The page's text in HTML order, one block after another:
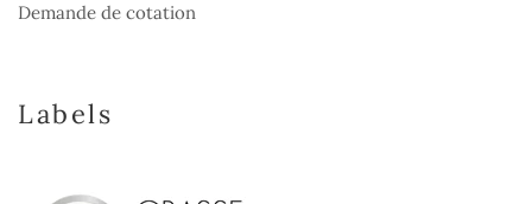
Demande de cotation
Labels